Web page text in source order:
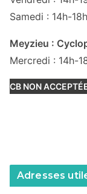
Samedi : 14h-18h
Meyzieu :
Mercredi : 14h-
CB NON
Adresses